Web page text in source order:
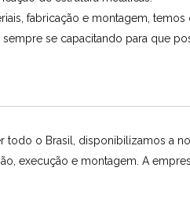
fabricação e montagem,
sempre se capacitando para que
todo o Brasil, disponibilizamos a
execução e montagem. A